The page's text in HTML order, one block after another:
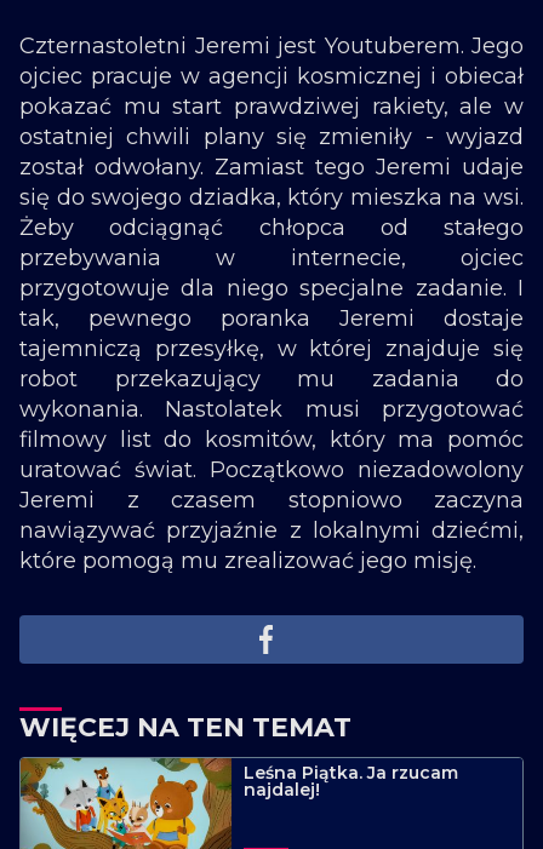
Czternastoletni Jeremi jest Youtuberem. Jego
ojciec pracuje w agencji kosmicznej i obiecał
pokazać mu start prawdziwej rakiety, ale w
ostatniej chwili plany się zmieniły - wyjazd
został odwołany. Zamiast tego Jeremi udaje
się do swojego dziadka, który mieszka na wsi.
Żeby odciągnąć chłopca od stałego
przebywania w internecie, ojciec
przygotowuje dla niego specjalne zadanie. I
tak, pewnego poranka Jeremi dostaje
tajemniczą przesyłkę, w której znajduje się
robot przekazujący mu zadania do
wykonania. Nastolatek musi przygotować
filmowy list do kosmitów, który ma pomóc
uratować świat. Początkowo niezadowolony
Jeremi z czasem stopniowo zaczyna
nawiązywać przyjaźnie z lokalnymi dziećmi,
które pomogą mu zrealizować jego misję.
WIĘCEJ NA TEN TEMAT
Leśna Piątka. Ja rzucam
najdalej!